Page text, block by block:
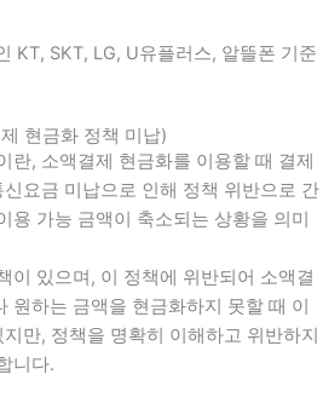
KT, SKT, LG, U유플러스, 알뜰폰 기준
현금화 정책 미납)
란, 소액결제 현금화를 이용할 때 결제
요금 미납으로 인해 정책 위반으로 간
용 가능 금액이 축소되는 상황을 의미
이 있으며, 이 정책에 위반되어 소액결
원하는 금액을 현금화하지 못할 때 이
만, 정책을 명확히 이해하고 위반하지
니다.